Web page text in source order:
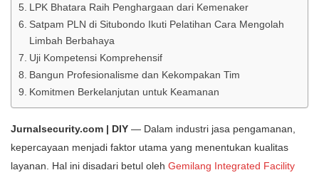
LPK Bhatara Raih Penghargaan dari Kemenaker
Satpam PLN di Situbondo Ikuti Pelatihan Cara Mengolah
Limbah Berbahaya
Uji Kompetensi Komprehensif
Bangun Profesionalisme dan Kekompakan Tim
Komitmen Berkelanjutan untuk Keamanan
Jurnalsecurity.com | DIY — Dalam industri jasa pengamanan,
kepercayaan menjadi faktor utama yang menentukan kualitas
layanan. Hal ini disadari betul oleh Gemilang Integrated Facility